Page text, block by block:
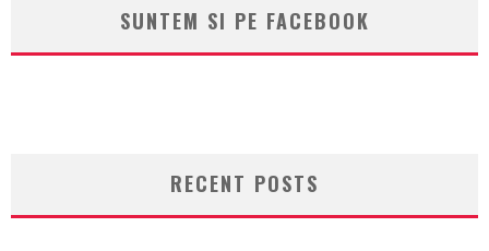
SUNTEM SI PE FACEBOOK
RECENT POSTS